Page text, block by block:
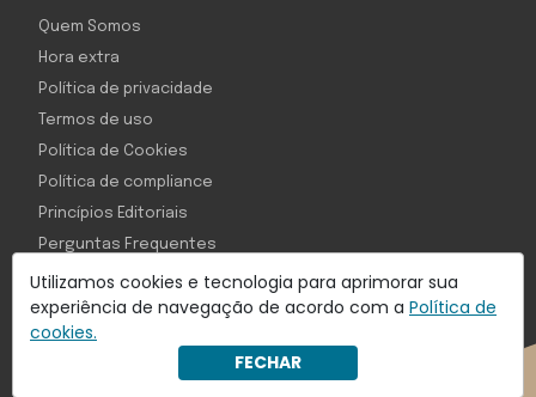
Utilizamos cookies e tecnologia para aprimorar sua
experiência de navegação de acordo com a Política de
cookies.
FECHAR
Com inteligência e tecnologia:
Object1ve - Marketing Solution
Quem Somos
Hora extra
Política de privacidade
Termos de uso
Política de Cookies
Política de compliance
Princípios Editoriais
Perguntas Frequentes